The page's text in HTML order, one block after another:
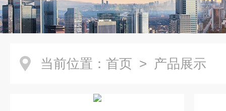
当前位置： 首页 > 产品展示